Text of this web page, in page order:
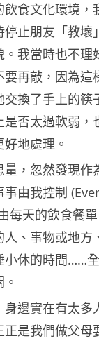
食文化環境，
止朋友「教壞
。我當時也不理
再敲，因為這
換了手上的筷
是否太過軟弱，
地處理。
，忽然發現作
事由我控制
每天的飲食餐
、事物或地方
小休的時間……
邊實在有太多
是我們做父母